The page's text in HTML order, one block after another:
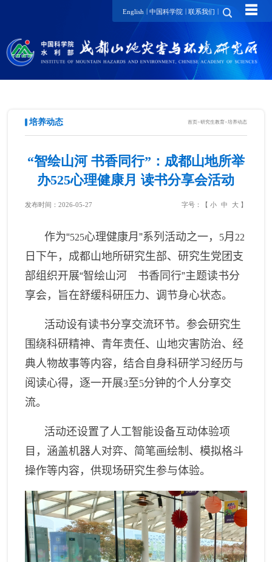
English | 中国科学院 | 联系我们 | ☰
培养动态 首页>研究生教育>培养动态
“智绘山河 书香同行”：成都山地所举
办525心理健康月 读书分享会活动
发布时间：2026-05-27 字号：【 小 中 大】
作为“525心理健康月”系列活动之一， 5月22
日下午，成都山地所研究生部、研究生党团支
部组织开展“智绘山河 书香同行”主题读书分
享会，旨在舒缓科研压力、调节身心状态。
活动设有读书分享交流环节。参会研究生
围绕科研精神、青年责任、山地灾害防治、经
典人物故事等内容，结合自身科研学习经历与
阅读心得，逐一开展3至5分钟的个人分享交
流。
活动还设置 了人工智能设备互动体验项
目，涵盖机器人对弈、简笔画绘制、模拟格斗
操作等内容，供现场研究生参与体验。